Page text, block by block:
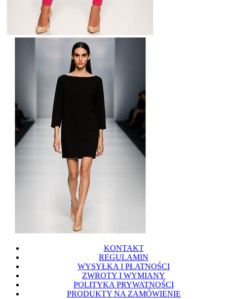
KONTAKT
REGULAMIN
WYSYŁKA I PŁATNOŚCI
ZWROTY I WYMIANY
POLITYKA PRYWATNOŚCI
PRODUKTY NA ZAMÓWIENIE